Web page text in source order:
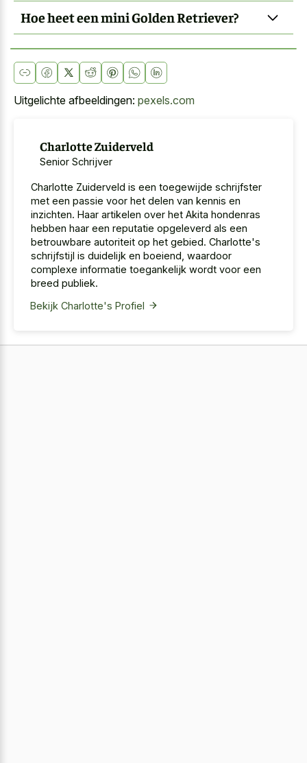
Hoe heet een mini Golden Retriever?
Uitgelichte afbeeldingen: pexels.com
Charlotte Zuiderveld
Senior Schrijver
Charlotte Zuiderveld is een toegewijde schrijfster
met een passie voor het delen van kennis en
inzichten. Haar artikelen over het Akita hondenras
hebben haar een reputatie opgeleverd als een
betrouwbare autoriteit op het gebied. Charlotte's
schrijfstijl is duidelijk en boeiend, waardoor
complexe informatie toegankelijk wordt voor een
breed publiek.
Bekijk Charlotte's Profiel